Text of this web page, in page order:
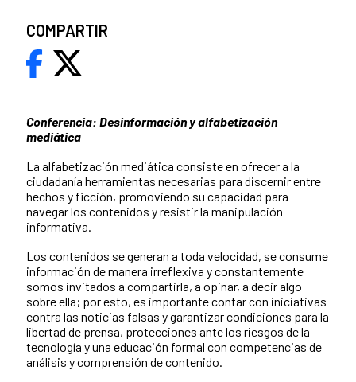
Conferencia: Desinformación y alfabetización
mediática
La alfabetización mediática consiste en ofrecer a la
ciudadanía herramientas necesarias para discernir entre
hechos y ficción, promoviendo su capacidad para
navegar los contenidos y resistir la manipulación
informativa.
Los contenidos se generan a toda velocidad, se consume
información de manera irreflexiva y constantemente
somos invitados a compartirla, a opinar, a decir algo
sobre ella; por esto, es importante contar con iniciativas
contra las noticias falsas y garantizar condiciones para la
libertad de prensa, protecciones ante los riesgos de la
tecnología y una educación formal con competencias de
análisis y comprensión de contenido.
COMPARTIR